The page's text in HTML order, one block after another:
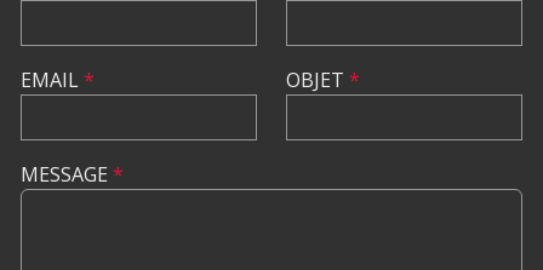
EMAIL* OBJET *
MESSAGE *